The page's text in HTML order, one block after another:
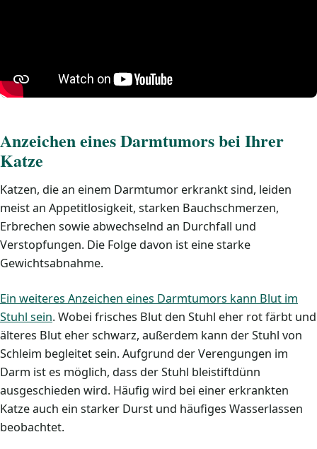
Anzeichen eines Darmtumors bei Ihrer
Katze
Katzen, die an einem Darmtumor erkrankt sind, leiden
meist an Appetitlosigkeit, starken Bauchschmerzen,
Erbrechen sowie abwechselnd an Durchfall und
Verstopfungen. Die Folge davon ist eine starke
Gewichtsabnahme.
Ein weiteres Anzeichen eines Darmtumors kann Blut im
Stuhl sein. Wobei frisches Blut den Stuhl eher rot färbt und
älteres Blut eher schwarz, außerdem kann der Stuhl von
Schleim begleitet sein. Aufgrund der Verengungen im
Darm ist es möglich, dass der Stuhl bleistiftdünn
ausgeschieden wird. Häufig wird bei einer erkrankten
Katze auch ein starker Durst und häufiges Wasserlassen
beobachtet.